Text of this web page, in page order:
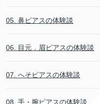
05. 鼻ピアスの体験談
06. 目元．眉ピアスの体験談
07. へそピアスの体験談
08. 手・腕ピアスの体験談